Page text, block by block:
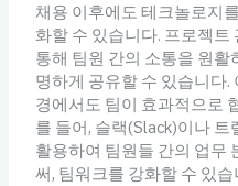
채용 이후에도 테크놀로지
화할 수 있습니다. 프로젝
통해 팀원 간의 소통을 원활
명하게 공유할 수 있습니다
경에서도 팀이 효과적으로
를 들어, 슬랙(Slack)이나
활용하여 팀원들 간의 업무
써, 팀워크를 강화할 수 있습